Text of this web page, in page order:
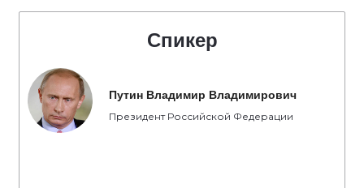
Спикер
Путин Владимир Владимирович
Президент Российской Федерации